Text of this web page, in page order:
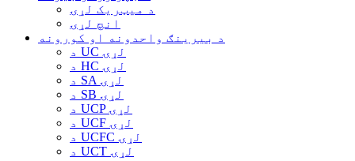
د میټریک لړۍ
انچ لړۍ
د بیرینګ واحدونه او کورونه
د UC لړۍ
د HC لړۍ
د SA لړۍ
د SB لړۍ
د UCP لړۍ
د UCF لړۍ
د UCFC لړۍ
د UCT لړۍ